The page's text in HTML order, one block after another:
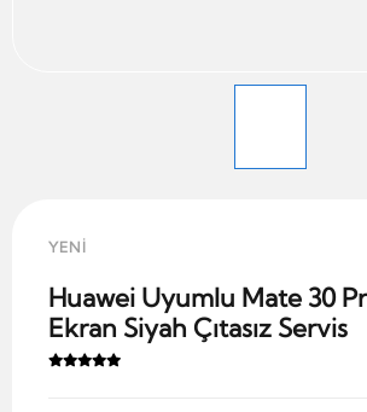
YENİ
Huawei Uyumlu Mate 30
Ekran Siyah Çıtasız Servis